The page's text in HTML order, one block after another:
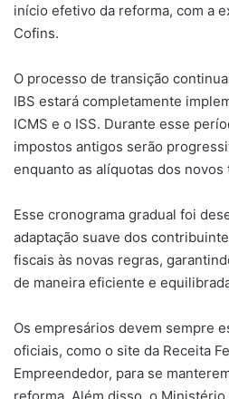
início efetivo da reforma, com a
Cofins.
O processo de transição
IBS estará completamente
ICMS e o ISS. Durante esse
impostos antigos serão
enquanto as alíquotas dos
Esse cronograma gradual foi
adaptação suave dos
fiscais às novas regras,
de maneira eficiente e
Os empresários devem sempre
oficiais, como o site da Receita
Empreendedor, para se